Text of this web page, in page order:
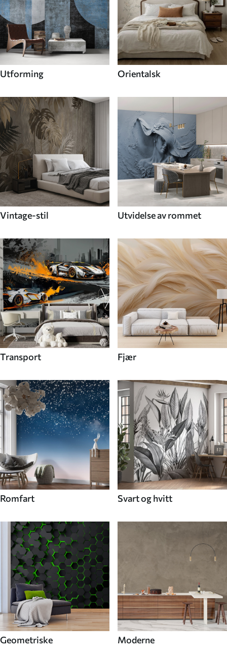
Utforming Orientalsk
Vintage-stil Utvidelse av rommet
Transport Fjær
Romfart Svart og hvitt
Geometriske Moderne